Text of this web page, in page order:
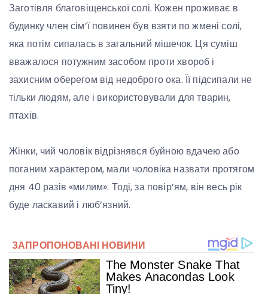
Заготівля благовіщенської солі. Кожен проживає в
будинку член сім’ї повинен був взяти по жмені солі,
яка потім сипалась в загальний мішечок. Ця суміш
вважалося потужним засобом проти хвороб і
захисним оберегом від недоброго ока. Її підсипали не
тільки людям, але і використовували для тварин,
птахів.
Жінки, чий чоловік відрізнявся буйною вдачею або
поганим характером, мали чоловіка назвати протягом
дня 40 разів «милим». Тоді, за повір’ям, він весь рік
буде ласкавий і люб’язний.